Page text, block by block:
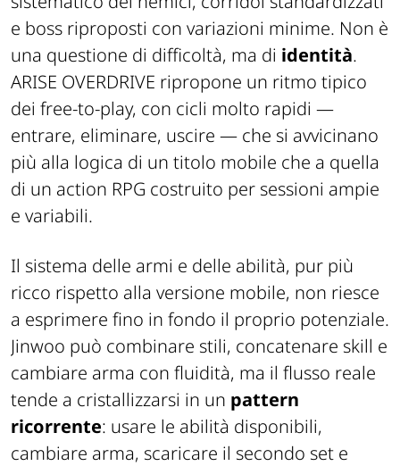
e boss riproposti con variazioni minime. Non è
una questione di difficoltà, ma di identità.
ARISE OVERDRIVE ripropone un ritmo tipico
dei free-to-play, con cicli molto rapidi —
entrare, eliminare, uscire — che si avvicinano
più alla logica di un titolo mobile che a quella
di un action RPG costruito per sessioni ampie
e variabili.
Il sistema delle armi e delle abilità, pur più
ricco rispetto alla versione mobile, non riesce
a esprimere fino in fondo il proprio potenziale.
Jinwoo può combinare stili, concatenare skill e
cambiare arma con fluidità, ma il flusso reale
tende a cristallizzarsi in un pattern
ricorrente: usare le abilità disponibili,
cambiare arma, scaricare il secondo set e